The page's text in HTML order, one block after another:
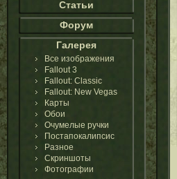
Статьи
Форум
Галерея
Все изображения
Fallout 3
Fallout: Classic
Fallout: New Vegas
Карты
Обои
Очумелые ручки
Постапокалипсис
Разное
Скриншоты
Фотографии